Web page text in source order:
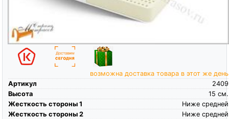
возможна доставка товара в этот же день
Артикул
2409
Высота
см.
15
Жесткость стороны 1
Ниже средней
Жесткость стороны 2
Ниже средней